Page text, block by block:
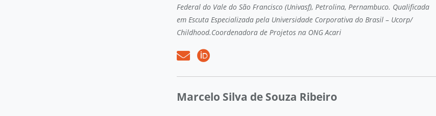
Federal do Vale do São Francisco (Univasf), Petrolina, Pernambuco. Qualificada
em Escuta Especializada pela Universidade Corporativa do Brasil – Ucorp/
Childhood.Coordenadora de Projetos na ONG Acari
Marcelo Silva de Souza Ribeiro